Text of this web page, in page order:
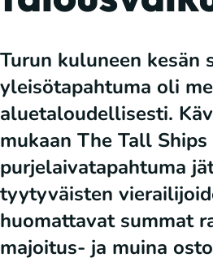
Turun kuluneen kesän
yleisötapahtuma oli
aluetaloudellisesti.
mukaan The Tall Ships
purjelaivatapahtuma
tyytyväisten
huomattavat summat
majoitus- ja muina